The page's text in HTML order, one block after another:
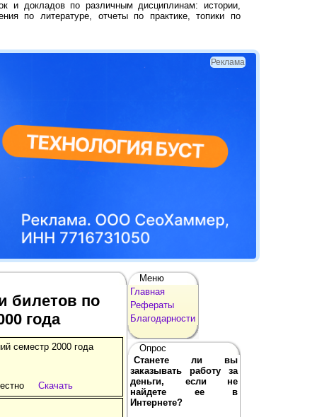
и докладов по различным дисциплинам: истории,
по литературе, отчеты по практике, топики по
Реклама
билетов по
года
семестр 2000 года
Скачать
Меню
Главная
Рефераты
Благодарности
Опрос
Станете ли вы
заказывать работу за
деньги, если не
найдете ее в
Интернете?